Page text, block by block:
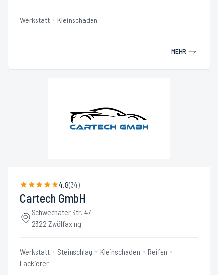
Werkstatt Kleinschaden
MEHR
4.8(34)
Cartech GmbH
Schwechater Str. 47
2322 Zwölfaxing
Werkstatt Steinschlag Kleinschaden
Reifen
Lackierer